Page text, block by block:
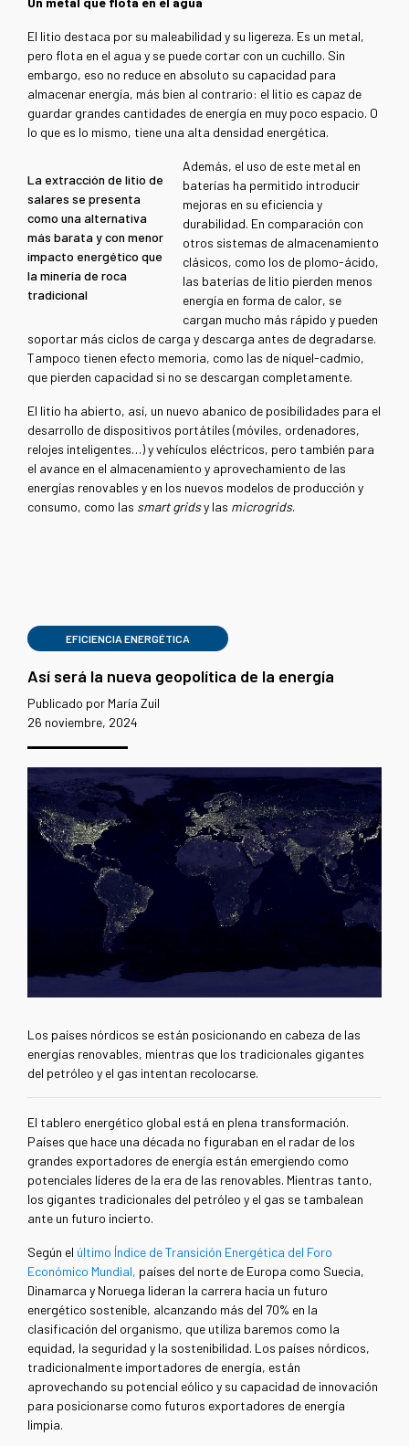
El litio destaca por su maleabilidad y su ligereza. Es un metal,
pero flota en el agua y se puede cortar con un cuchillo. Sin
embargo, eso no reduce en absoluto su capacidad para
almacenar energía, más bien al contrario: el litio es capaz de
guardar grandes cantidades de energía en muy poco espacio. O
lo que es lo mismo, tiene una alta densidad energética.
La extracción de litio de
salares se presenta
como una alternativa
más barata y con menor
impacto energético que
la minería de roca
tradicional
Además, el uso de este metal en
baterías ha permitido introducir
mejoras en su eficiencia y
durabilidad. En comparación con
otros sistemas de almacenamiento
clásicos, como los de plomo-ácido,
las baterías de litio pierden menos
energía en forma de calor, se
cargan mucho más rápido y pueden
soportar más ciclos de carga y descarga antes de degradarse.
Tampoco tienen efecto memoria, como las de níquel-cadmio,
que pierden capacidad si no se descargan completamente.
El litio ha abierto, así, un nuevo abanico de posibilidades para el
desarrollo de dispositivos portátiles (móviles, ordenadores,
relojes inteligentes…) y vehículos eléctricos, pero también para
el avance en el almacenamiento y aprovechamiento de las
energías renovables y en los nuevos modelos de producción y
consumo, como las smart gridsy las microgrids.
EFICIENCIA ENERGÉTICA
Así será la nueva geopolítica de la energía
Publicado por María Zuil
26 noviembre, 2024
Los países nórdicos se están posicionando en cabeza de las
energías renovables, mientras que los tradicionales gigantes
del petróleo y el gas intentan recolocarse.
El tablero energético global está en plena transformación.
Países que hace una década no figuraban en el radar de los
grandes exportadores de energía están emergiendo como
potenciales líderes de la era de las renovables. Mientras tanto,
los gigantes tradicionales del petróleo y el gas se tambalean
ante un futuro incierto.
Según el último Índice de Transición Energética del Foro
Económico Mundial, países del norte de Europa como Suecia,
Dinamarca y Noruega lideran la carrera hacia un futuro
energético sostenible, alcanzando más del 70% en la
clasificación del organismo, que utiliza baremos como la
equidad, la seguridad y la sostenibilidad. Los países nórdicos,
tradicionalmente importadores de energía, están
aprovechando su potencial eólico y su capacidad de innovación
para posicionarse como futuros exportadores de energía
limpia.